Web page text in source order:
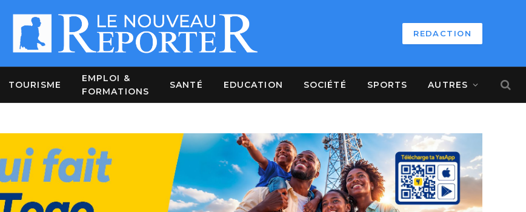
REDACTION
TOURISME
EMPLOI &
FORMATIONS
SANTÉ EDUCATION SOCIÉTÉ SPORTS AUTRES